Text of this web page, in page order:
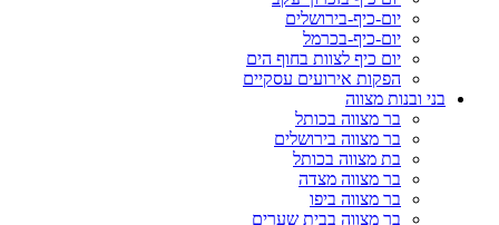
יום-כיף-בירושלים
יום-כיף-בכרמל
יום כיף לצוות בחוף הים
הפקות אירועים עסקיים
בני ובנות מצווה
בר מצווה בכותל
בר מצווה בירושלים
בת מצווה בכותל
בר מצווה מצדה
בר מצווה ביפו
בר מצווה בבית שערים